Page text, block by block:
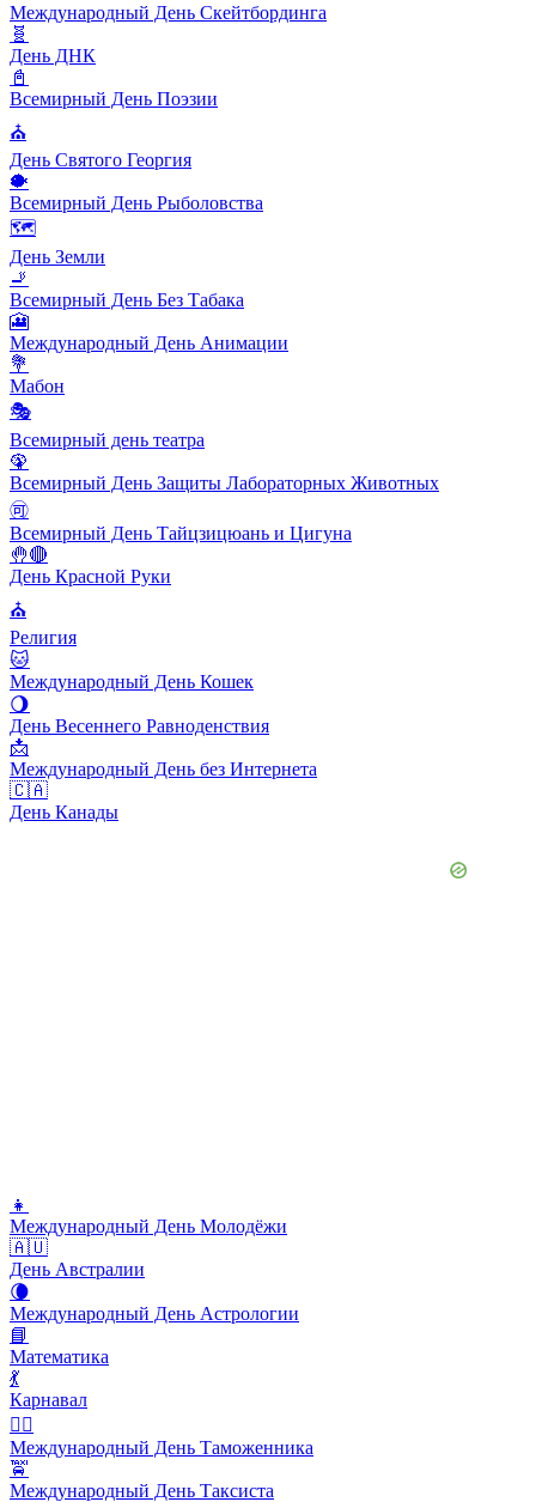
Международный День Скейтбординга
🧬
День ДНК
📓
Всемирный День Поэзии
⛪️
День Святого Георгия
🐡
Всемирный День Рыболовства
🗺️
День Земли
🚬
Всемирный День Без Табака
🎦
Международный День Анимации
💐
Мабон
🎭
Всемирный день театра
🦚
Всемирный День Защиты Лабораторных Животных
🉑
Всемирный День Тайцзицюань и Цигуна
🤚🔴
День Красной Руки
⛪️
Религия
🐱
Международный День Кошек
🌖
День Весеннего Равноденствия
📩
Международный День без Интернета
🇨🇦
День Канады
👧
Международный День Молодёжи
🇦🇺
День Австралии
🌘
Международный День Астрологии
📘
Математика
💃
Карнавал
👨‍✈️
Международный День Таможенника
🚖
Международный День Таксиста